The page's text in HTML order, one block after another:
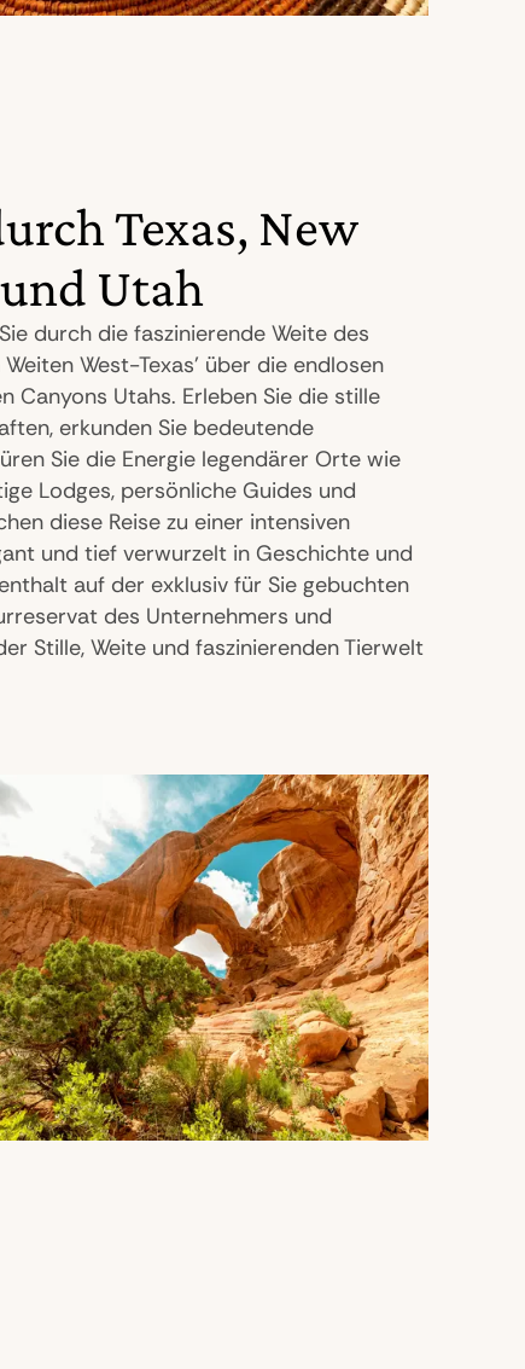
Texas, New
Utah
durch die faszinierende Weite des
West-Texas’ über die endlosen
Canyons Utahs. Erleben Sie die stille
erkunden Sie bedeutende
Sie die Energie legendärer Orte wie
Lodges, persönliche Guides und
diese Reise zu einer intensiven
und tief verwurzelt in Geschichte und
auf der exklusiv für Sie gebuchten
des Unternehmers und
Stille, Weite und faszinierenden Tierwelt